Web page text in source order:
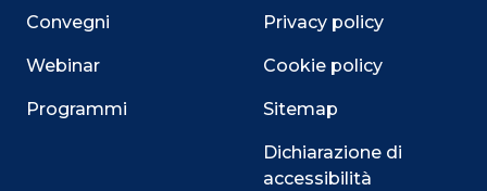
Convegni
Webinar
Programmi
Privacy policy
Cookie policy
Sitemap
Dichiarazione di
accessibilità